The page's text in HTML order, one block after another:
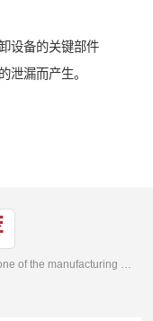
设备的关键部件
泄漏而产生。